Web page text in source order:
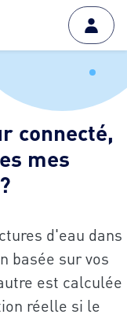
connecté,
mes
d'eau dans
basée sur vos
est calculée
réelle si le